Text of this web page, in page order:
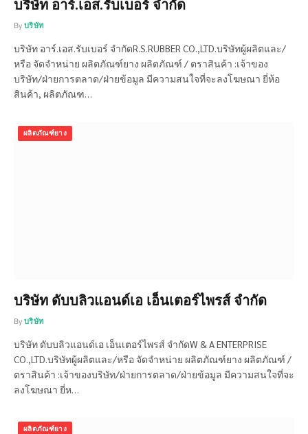
บริษัท อาร์.เอส.รับเบอร์ จำกัด
By บริษัท
บริษัท อาร์.เอส.รับเบอร์ จำกัดR.S.RUBBER CO.,LTD.บริษัทผู้ผลิตและ/
หรือ จัดจำหน่าย ผลิตภัณฑ์ยาง ผลิตภัณฑ์ / ตราสินค้า :เจ้าของ
บริษัท/ฝ่ายการตลาด/ฝ่ายข้อมูล มีความสนใจที่จะลงโฆษณา ยี่ห้อ
สินค้า, ผลิตภัณฑ…
ผลิตภัณฑ์ยาง
บริษัท ดับบลิวแอนด์เอ เอ็นเตอร์ไพรส์ จำกัด
By บริษัท
บริษัท ดับบลิวแอนด์เอ เอ็นเตอร์ไพรส์ จำกัดW & A ENTERPRISE
CO.,LTD.บริษัทผู้ผลิตและ/หรือ จัดจำหน่าย ผลิตภัณฑ์ยาง ผลิตภัณฑ์ /
ตราสินค้า :เจ้าของบริษัท/ฝ่ายการตลาด/ฝ่ายข้อมูล มีความสนใจที่จะ
ลงโฆษณา ยี่ห…
ผลิตภัณฑ์ยาง